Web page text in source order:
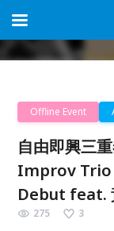
Offline Event
自由即興三
Improv Trio
Debut feat.
275 3